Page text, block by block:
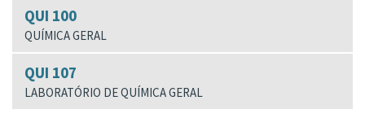
QUI 100
QUÍMICA GERAL
QUI 107
LABORATÓRIO DE QUÍMICA GERAL